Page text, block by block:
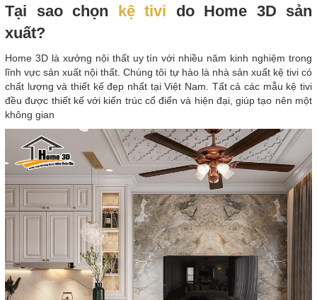
Tại sao chọn kệ tivi do Home 3D sản
xuất?
Home 3D là xưởng nội thất uy tín với nhiều năm kinh nghiệm trong
lĩnh vực sản xuất nội thất. Chúng tôi tự hào là nhà sản xuất kệ tivi có
chất lượng và thiết kế đẹp nhất tại Việt Nam. Tất cả các mẫu kệ tivi
đều được thiết kế với kiến trúc cổ điển và hiện đại, giúp tạo nên một
không gian